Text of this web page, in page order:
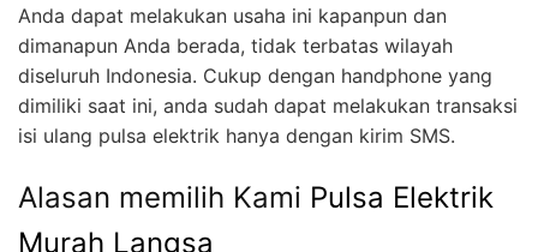
Anda dapat melakukan usaha ini kapanpun dan
dimanapun Anda berada, tidak terbatas wilayah
diseluruh Indonesia. Cukup dengan handphone yang
dimiliki saat ini, anda sudah dapat melakukan transaksi
isi ulang pulsa elektrik hanya dengan kirim SMS.
Alasan memilih Kami Pulsa Elektrik
Murah Langsa